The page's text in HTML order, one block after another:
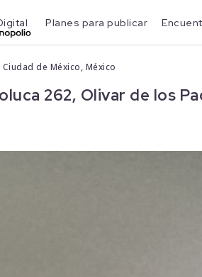
Planes para publicar
de México, México
262, Olivar de los